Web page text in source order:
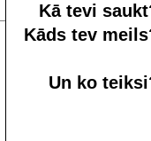
Kā tevi
Kāds tev
Un ko